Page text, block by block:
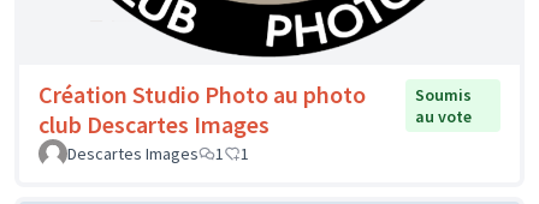
Création Studio Photo au photo
club Descartes Images
Soumis
au vote
Descartes Images
1 1